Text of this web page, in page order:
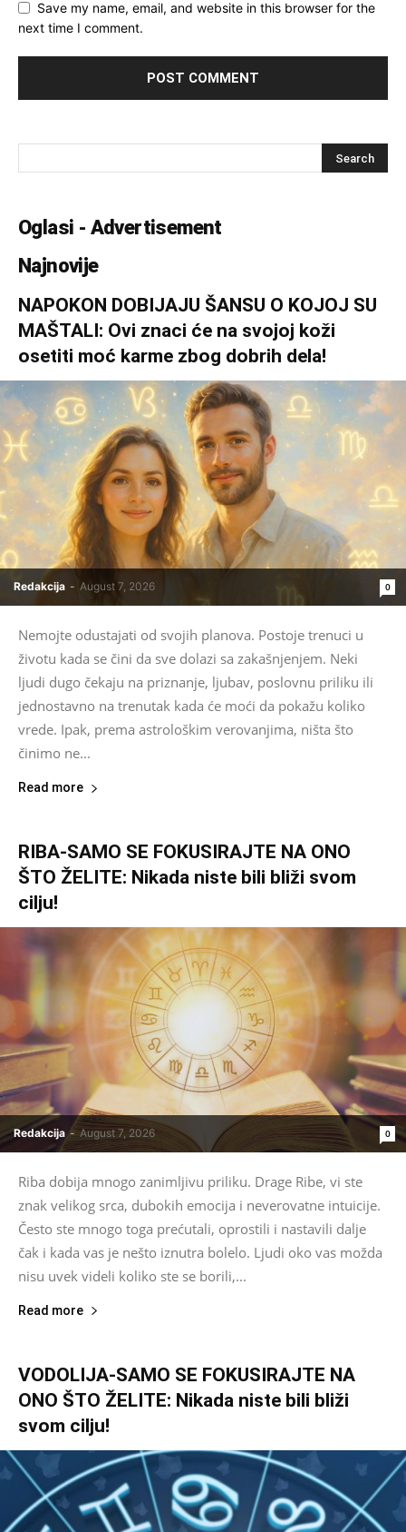
Save my name, email, and website in this browser for the
next time I comment.
Oglasi - Advertisement
Najnovije
NAPOKON DOBIJAJU ŠANSU O KOJOJ SU
MAŠTALI: Ovi znaci će na svojoj koži
osetiti moć karme zbog dobrih dela!
Redakcija - August 7, 2026 0
Nemojte odustajati od svojih planova. Postoje trenuci u
životu kada se čini da sve dolazi sa zakašnjenjem. Neki
ljudi dugo čekaju na priznanje, ljubav, poslovnu priliku ili
jednostavno na trenutak kada će moći da pokažu koliko
vrede. Ipak, prema astrološkim verovanjima, ništa što
činimo ne...
Read more
RIBA-SAMO SE FOKUSIRAJTE NA ONO
ŠTO ŽELITE: Nikada niste bili bliži svom
cilju!
Redakcija - August 7, 2026 0
Riba dobija mnogo zanimljivu priliku. Drage Ribe, vi ste
znak velikog srca, dubokih emocija i neverovatne intuicije.
Često ste mnogo toga prećutali, oprostili i nastavili dalje
čak i kada vas je nešto iznutra bolelo. Ljudi oko vas možda
nisu uvek videli koliko ste se borili,...
Read more
VODOLIJA-SAMO SE FOKUSIRAJTE NA
ONO ŠTO ŽELITE: Nikada niste bili bliži
svom cilju!